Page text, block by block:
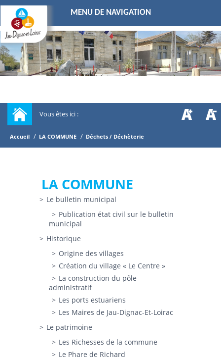
MENU DE NAVIGATION
Vous êtes ici :
Accueil / LA COMMUNE / Déchets / Déchèterie
LA COMMUNE
Le bulletin municipal
Publication état civil sur le bulletin
municipal
Historique
Origine des villages
Création du village « Le Centre »
La construction du pôle
administratif
Les ports estuariens
Les Maires de Jau-Dignac-Et-Loirac
Le patrimoine
Les Richesses de la commune
Le Phare de Richard